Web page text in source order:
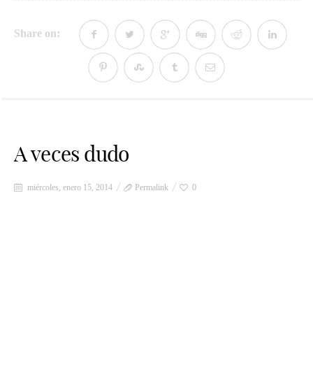
Share on:
A veces dudo
miércoles, enero 15, 2014 Permalink 0